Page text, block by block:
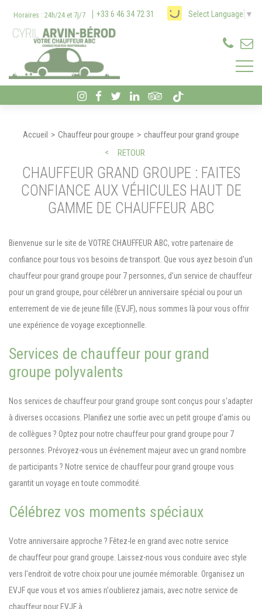
Horaires : 24h/24 et 7j/7 +33 6 46 34 72 31 Select Language ▼
Accueil Chauffeur pour groupe
chauffeur pour grand groupe
RETOUR
CHAUFFEUR GRAND GROUPE : FAITES
CONFIANCE AUX VÉHICULES HAUT DE
GAMME DE CHAUFFEUR ABC
Bienvenue sur le site de VOTRE CHAUFFEUR ABC, votre partenaire de
confiance pour tous vos besoins de transport. Que vous ayez besoin d'un
chauffeur pour grand groupe pour 7 personnes, d'un service de chauffeur
pour un grand groupe, pour célébrer un anniversaire spécial ou pour un
enterrement de vie de jeune fille (EVJF), nous sommes là pour vous offrir
une expérience de voyage exceptionnelle.
Services de chauffeur pour grand
groupe polyvalents
Nos services de chauffeur pour grand groupe sont conçus pour s'adapter
à diverses occasions. Planifiez une sortie avec un petit groupe d'amis ou
de collègues ? Optez pour notre chauffeur pour grand groupe pour 7
personnes. Prévoyez-vous un événement majeur avec un grand nombre
de participants ? Notre service de chauffeur pour grand groupe vous
garantit un voyage en toute commodité.
Célébrez vos moments spéciaux
Votre anniversaire approche ? Fêtez-le en grand avec notre service
de chauffeur pour grand groupe. Laissez-nous vous conduire avec style
vers l'endroit de votre choix pour une journée mémorable. Organisez un
EVJF que vous et vos amies n'oublierez jamais, avec notre service de
chauffeur pour EVJF à.